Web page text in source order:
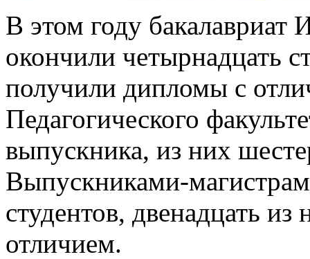
В этом году бакалавриат
окончили четырнадцать
получили дипломы с
Педагогического
выпускника, из них
Выпускниками-
студентов, двенадцать
отличием.